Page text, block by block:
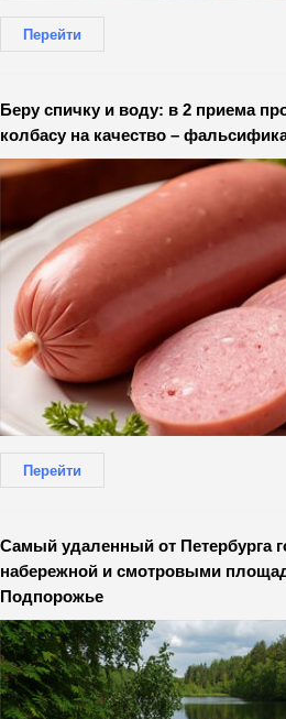
Перейти
Беру спичку и воду: в 2 приема
колбасу на качество –
Перейти
Самый удаленный от Петербурга
набережной и смотровыми
Подпорожье